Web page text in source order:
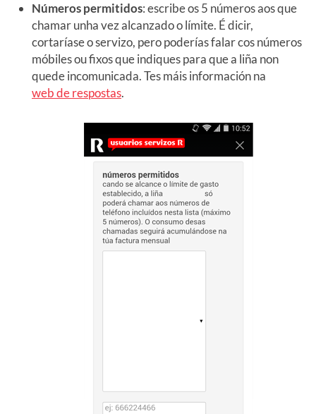
Números permitidos: escribe os 5 números aos que
chamar unha vez alcanzado o límite. É dicir,
cortaríase o servizo, pero poderías falar cos números
móbiles ou fixos que indiques para que a liña non
quede incomunicada. Tes máis información na
web de respostas.